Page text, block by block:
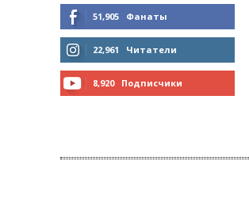
51,905 Фанаты
МНЕ НРАВИТСЯ
22,961 Читатели
8,920 Подписчики